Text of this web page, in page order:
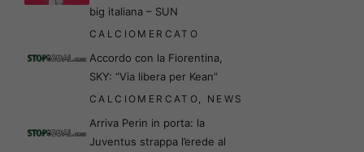
big italiana – SUN
CALCIOMERCATO
Accordo con la Fiorentina,
SKY: “Via libera per Kean”
CALCIOMERCATO NEWS
Arriva Perin in porta: la
Juventus strappa l’erede al